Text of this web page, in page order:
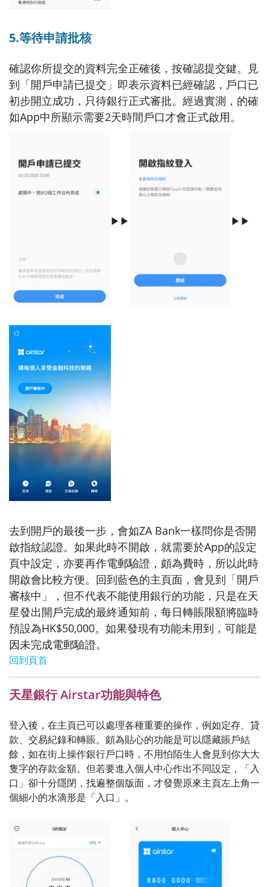
5.等待申請批核
確認你所提交的資料完全正確後，按確認提交鍵。見
到「開戶申請已提交」即表示資料已經確認，戶口已
初步開立成功，只待銀行正式審批。經過實測，的確
如App中所顯示需要2天時間戶口才會正式啟用。
▶▶ ▶▶
去到開戶的最後一步，會如ZA Bank一樣問你是否開
啟指紋認證。如果此時不開啟，就需要於App的設定
頁中設定，亦要再作電郵驗證，頗為費時，所以此時
開啟會比較方便。回到藍色的主頁面，會見到「開戶
審核中」，但不代表不能使用銀行的功能，只是在天
星發出開戶完成的最終通知前，每日轉賬限額將臨時
預設為HK$50,000。如果發現有功能未用到，可能是
因未完成電郵驗證。
回到頁首
天星銀行 Airstar功能與特色
登入後，在主頁已可以處理各種重要的操作，例如定存、貸
款、交易紀錄和轉賬。頗為貼心的功能是可以隱藏賬戶結
餘，如在街上操作銀行戶口時，不用怕陌生人會見到你大大
隻字的存款金額。但若要進入個人中心作出不同設定，「入
口」卻十分隱閉，找遍整個版面，才發覺原來主頁左上角一
個細小的水滴形是「入口」。